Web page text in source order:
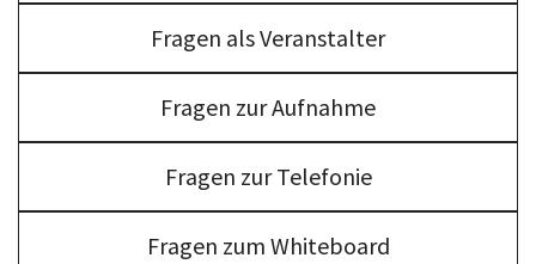
Fragen als Veranstalter
Fragen zur Aufnahme
Fragen zur Telefonie
Fragen zum Whiteboard